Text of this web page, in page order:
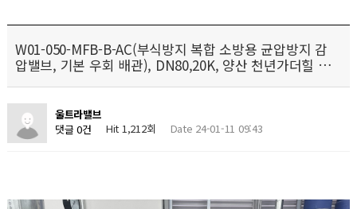
W01-050-MFB-B-AC(부식방지 복합 소방용 균압방지 감
압밸브, 기본 우회 배관), DN80,20K, 양산 천년가더힐 …
울트라밸브
댓글 0건
Hit 1,212회 Date 24-01-11 09:43